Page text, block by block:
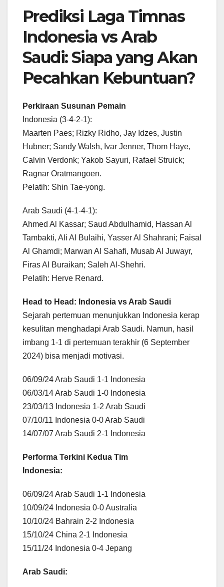
Prediksi Laga Timnas
Indonesia vs Arab
Saudi: Siapa yang Akan
Pecahkan Kebuntuan?
Perkiraan Susunan Pemain
Indonesia (3-4-2-1):
Maarten Paes; Rizky Ridho, Jay Idzes, Justin
Hubner; Sandy Walsh, Ivar Jenner, Thom Haye,
Calvin Verdonk; Yakob Sayuri, Rafael Struick;
Ragnar Oratmangoen.
Pelatih: Shin Tae-yong.
Arab Saudi (4-1-4-1):
Ahmed Al Kassar; Saud Abdulhamid, Hassan Al
Tambakti, Ali Al Bulaihi, Yasser Al Shahrani; Faisal
Al Ghamdi; Marwan Al Sahafi, Musab Al Juwayr,
Firas Al Buraikan; Saleh Al-Shehri.
Pelatih: Herve Renard.
Head to Head: Indonesia vs Arab Saudi
Sejarah pertemuan menunjukkan Indonesia kerap
kesulitan menghadapi Arab Saudi. Namun, hasil
imbang 1-1 di pertemuan terakhir (6 September
2024) bisa menjadi motivasi.
06/09/24 Arab Saudi 1-1 Indonesia
06/03/14 Arab Saudi 1-0 Indonesia
23/03/13 Indonesia 1-2 Arab Saudi
07/10/11 Indonesia 0-0 Arab Saudi
14/07/07 Arab Saudi 2-1 Indonesia
Performa Terkini Kedua Tim
Indonesia:
06/09/24 Arab Saudi 1-1 Indonesia
10/09/24 Indonesia 0-0 Australia
10/10/24 Bahrain 2-2 Indonesia
15/10/24 China 2-1 Indonesia
15/11/24 Indonesia 0-4 Jepang
Arab Saudi: